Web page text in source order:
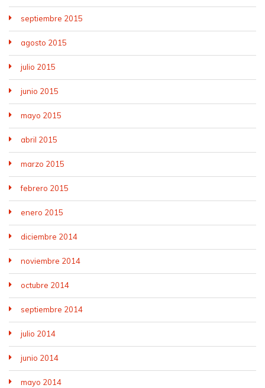
septiembre 2015
agosto 2015
julio 2015
junio 2015
mayo 2015
abril 2015
marzo 2015
febrero 2015
enero 2015
diciembre 2014
noviembre 2014
octubre 2014
septiembre 2014
julio 2014
junio 2014
mayo 2014